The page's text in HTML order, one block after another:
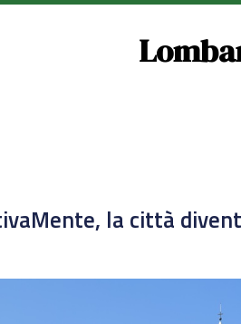
la città